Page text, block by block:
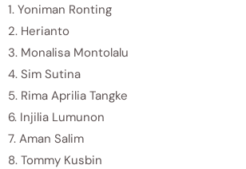
1. Yoniman Ronting
2. Herianto
3. Monalisa Montolalu
4. Sim Sutina
5. Rima Aprilia Tangke
6. Injilia Lumunon
7. Aman Salim
8. Tommy Kusbin